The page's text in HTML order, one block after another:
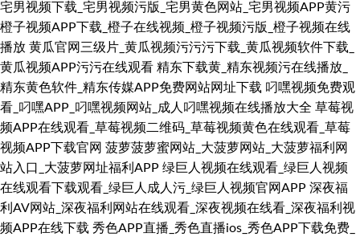
宅男视频下载_宅男视频污版_宅男黄色网站_宅男视频APP黄污
橙子视频APP下载_橙子在线视频_橙子视频污版_橙子视频在线
播放 黄瓜官网三级片_黄瓜视频污污污下载_黄瓜视频软件下载_
黄瓜视频APP污污在线观看 精东下载黄_精东视频污在线播放_
精东黄色软件_精东传媒APP免费网站网址下载 叼嘿视频免费观
看_叼嘿APP_叼嘿视频网站_成人叼嘿视频在线播放大全 草莓视
频APP在线观看_草莓视频二维码_草莓视频黄色在线观看_草莓
视频APP下载官网 菠萝菠萝蜜网站_大菠萝网站_大菠萝福利网
站入口_大菠萝网址福利APP 绿巨人视频在线观看_绿巨人视频
在线观看下载观看_绿巨人成人污_绿巨人视频官网APP 深夜福
利AV网站_深夜福利网站在线观看_深夜视频在线看_深夜福利视
频APP在线下载 秀色APP直播_秀色直播ios_秀色APP下载免费_